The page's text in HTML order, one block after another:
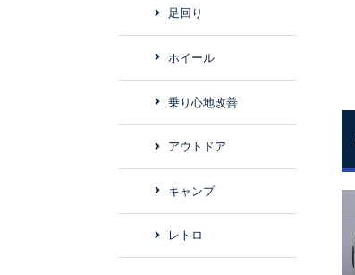
足回り
ホイール
乗り心地改善
アウトドア
キャンプ
レトロ